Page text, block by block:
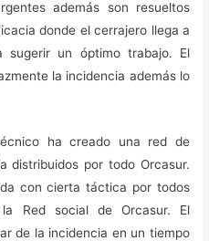
además son resueltos
donde el cerrajero llega a
sugerir un óptimo trabajo. El
la incidencia además lo
ha creado una red de
distribuidos por todo Orcasur.
con cierta táctica por todos
Red social de Orcasur. El
de la incidencia en un tiempo